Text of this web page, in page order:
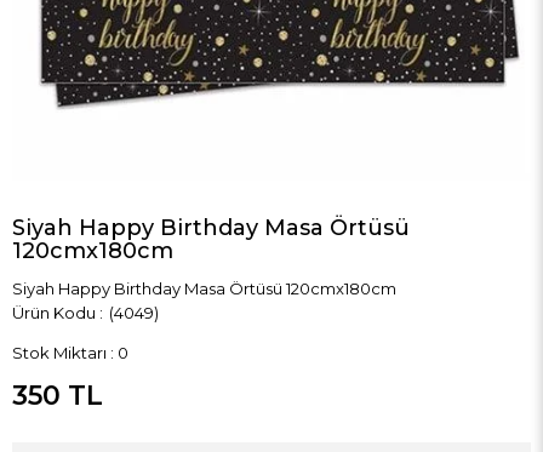
Siyah Happy Birthday Masa Örtüsü
120cmx180cm
Siyah Happy Birthday Masa Örtüsü 120cmx180cm
(4049)
Stok Miktarı : 0
350 TL